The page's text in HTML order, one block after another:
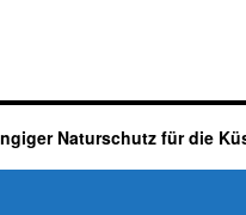
Naturschutz für die